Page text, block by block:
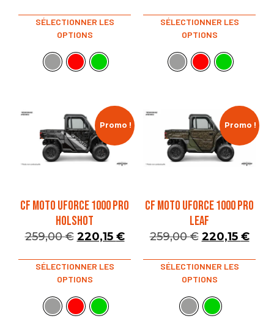
SÉLECTIONNER LES
OPTIONS
SÉLECTIONNER LES
OPTIONS
Promo !
CF MOTO UFORCE 1000 PRO
HOLSHOT
259,00€ 220,15 €
SÉLECTIONNER LES
OPTIONS
Promo !
CF MOTO UFORCE 1000 PRO
LEAF
259,00€ 220,15 €
SÉLECTIONNER LES
OPTIONS